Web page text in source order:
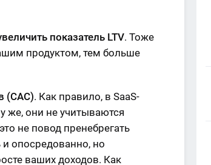
показатель LTV. Тоже
продуктом, тем больше
(САС). Как правило, в SaaS-
же, они не учитываются
не повод пренебрегать
опосредованно, но
ваших доходов. Как